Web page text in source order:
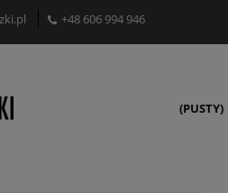
+48 606 994 946
(PUSTY)